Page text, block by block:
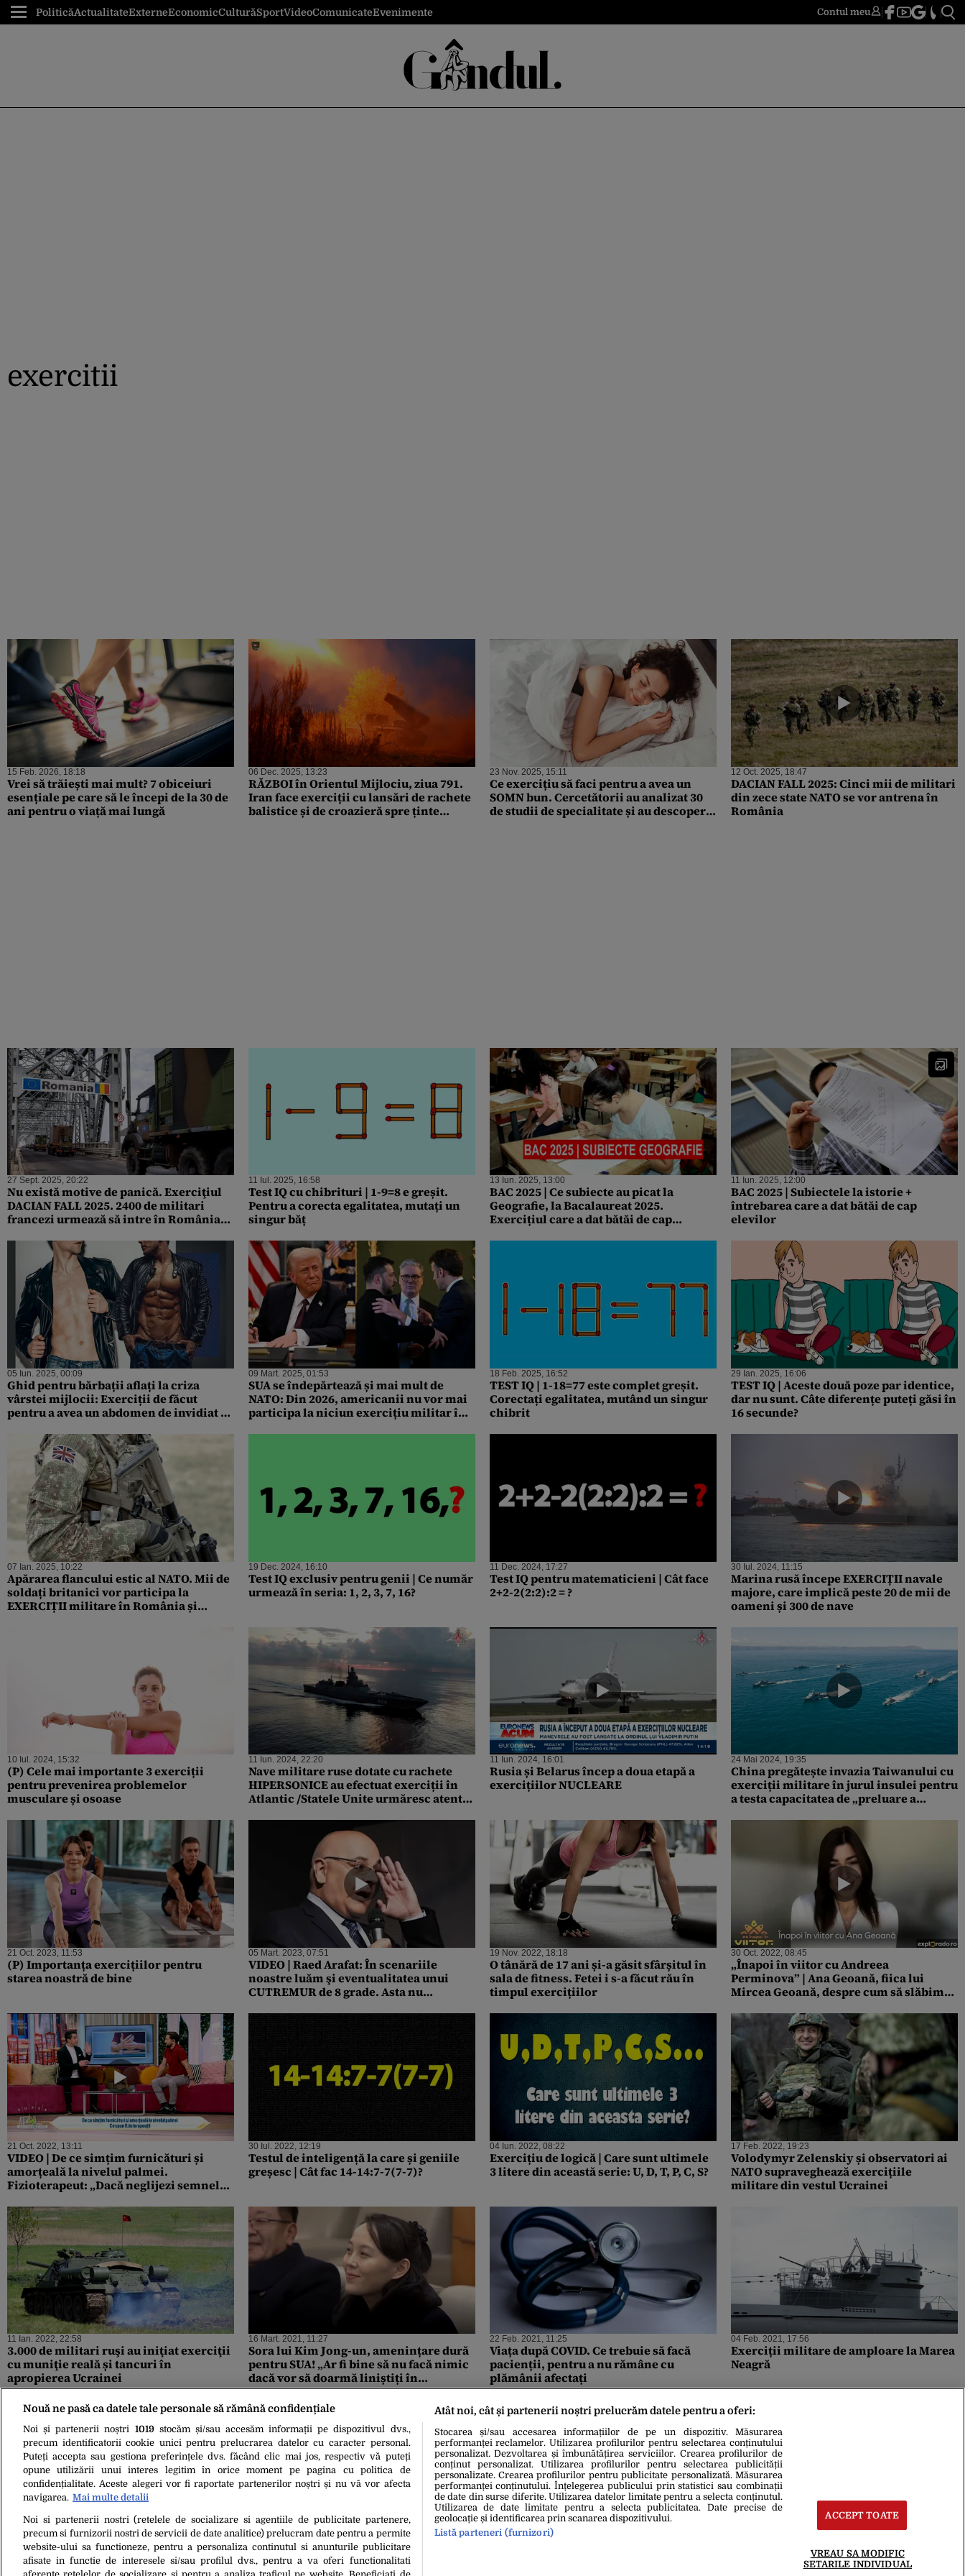
PoliticăActualitateExterneEconomicCulturăSportVideoComunicateEvenimente Contul meu
exercitii
15 Feb. 2026, 18:18
Vrei să trăiești mai mult? 7 obiceiuri
esențiale pe care să le începi de la 30 de
ani pentru o viață mai lungă
06 Dec. 2025, 13:23
RĂZBOI în Orientul Mijlociu, ziua 791.
Iran face exerciții cu lansări de rachete
balistice și de croazieră spre ținte
23 Nov. 2025, 15:11
Ce exercițiu să faci pentru a avea un
SOMN bun. Cercetătorii au analizat 30
de studii de specialitate și au descoperit
12 Oct. 2025, 18:47
DACIAN FALL 2025: Cinci mii de militari
din zece state NATO se vor antrena în
România
27 Sept. 2025, 20:22
Nu există motive de panică. Exerciţiul
DACIAN FALL 2025. 2400 de militari
francezi urmează să intre în România
11 Iul. 2025, 16:58
Test IQ cu chibrituri | 1-9=8 e greșit.
Pentru a corecta egalitatea, mutați un
singur băț
13 Iun. 2025, 13:00
BAC 2025 | Ce subiecte au picat la
Geografie, la Bacalaureat 2025.
Exercițiul care a dat bătăi de cap
11 Iun. 2025, 12:00
BAC 2025 | Subiectele la istorie +
întrebarea care a dat bătăi de cap
elevilor
05 Iun. 2025, 00:09
Ghid pentru bărbații aflați la criza
vârstei mijlocii: Exerciții de făcut
pentru a avea un abdomen de invidiat și
09 Mart. 2025, 01:53
SUA se îndepărtează și mai mult de
NATO: Din 2026, americanii nu vor mai
participa la niciun exercițiu militar în
18 Feb. 2025, 16:52
TEST IQ | 1-18=77 este complet greșit.
Corectați egalitatea, mutând un singur
chibrit
29 Ian. 2025, 16:06
TEST IQ | Aceste două poze par identice,
dar nu sunt. Câte diferențe puteți găsi în
16 secunde?
07 Ian. 2025, 10:22
Apărarea flancului estic al NATO. Mii de
soldați britanici vor participa la
EXERCIȚII militare în România și
19 Dec. 2024, 16:10
Test IQ exclusiv pentru genii | Ce număr
urmează în seria: 1, 2, 3, 7, 16?
11 Dec. 2024, 17:27
Test IQ pentru matematicieni | Cât face
2+2-2(2:2):2 = ?
30 Iul. 2024, 11:15
Marina rusă începe EXERCIȚII navale
majore, care implică peste 20 de mii de
oameni și 300 de nave
10 Iul. 2024, 15:32
(P) Cele mai importante 3 exerciții
pentru prevenirea problemelor
musculare și osoase
11 Iun. 2024, 22:20
Nave militare ruse dotate cu rachete
HIPERSONICE au efectuat exerciții în
Atlantic /Statele Unite urmăresc atent
11 Iun. 2024, 16:01
Rusia și Belarus încep a doua etapă a
exercițiilor NUCLEARE
24 Mai 2024, 19:35
China pregătește invazia Taiwanului cu
exerciții militare în jurul insulei pentru
a testa capacitatea de „preluare a
21 Oct. 2023, 11:53
(P) Importanța exercițiilor pentru
starea noastră de bine
05 Mart. 2023, 07:51
VIDEO | Raed Arafat: În scenariile
noastre luăm şi eventualitatea unui
CUTREMUR de 8 grade. Asta nu
19 Nov. 2022, 18:18
O tânără de 17 ani și-a găsit sfârșitul în
sala de fitness. Fetei i s-a făcut rău în
timpul exercițiilor
30 Oct. 2022, 08:45
„Înapoi în viitor cu Andreea
Perminova” | Ana Geoană, fiica lui
Mircea Geoană, despre cum să slăbim
important”
21 Oct. 2022, 13:11
VIDEO | De ce simțim furnicături și
amorțeală la nivelul palmei.
Fizioterapeut: „Dacă neglijezi semnele,
30 Iul. 2022, 12:19
Testul de inteligență la care și geniile
greșesc | Cât fac 14-14:7-7(7-7)?
04 Iun. 2022, 08:22
Exercițiu de logică | Care sunt ultimele
3 litere din această serie: U, D, T, P, C, S?
17 Feb. 2022, 19:23
Volodymyr Zelenskiy și observatori ai
NATO supraveghează exercițiile
militare din vestul Ucrainei
11 Ian. 2022, 22:58
3.000 de militari ruşi au iniţiat exerciţii
cu muniţie reală și tancuri în
apropierea Ucrainei
16 Mart. 2021, 11:27
Sora lui Kim Jong-un, amenințare dură
pentru SUA! „Ar fi bine să nu facă nimic
dacă vor să doarmă liniștiți în
următorii patru ani”
22 Feb. 2021, 11:25
Viața după COVID. Ce trebuie să facă
pacienții, pentru a nu rămâne cu
plămânii afectați
04 Feb. 2021, 17:56
Exerciții militare de amploare la Marea
Neagră
24 Aug. 2020, 22:28
Un cercetător român a făcut o
descoperire importantă. Exercițiile
fizice care ar putea preveni infectarea
Nouă ne pasă ca datele tale personale să rămână confidențiale
Noi și partenerii noștri 1019stocăm și/sau accesăm informații pe dispozitivul dvs.,
precum identificatorii cookie unici pentru prelucrarea datelor cu caracter personal.
Puteți accepta sau gestiona preferințele dvs. făcând clic mai jos, respectiv vă puteți
opune utilizării unui interes legitim în orice moment pe pagina cu politica de
confidențialitate. Aceste alegeri vor fi raportate partenerilor noștri și nu vă vor afecta
navigarea. Mai multe detalii
Noi si partenerii nostri (retelele de socializare si agentiile de publicitate partenere,
precum si furnizorii nostri de servicii de date analitice) prelucram date pentru a permite
website-ului sa functioneze, pentru a personaliza continutul si anunturile publicitare
afisate in functie de interesele si/sau profilul dvs., pentru a va oferi functionalitati
Atât noi, cât și partenerii noștri prelucrăm datele pentru a oferi:
Stocarea și/sau accesarea informațiilor de pe un dispozitiv. Măsurarea
performanței reclamelor. Utilizarea profilurilor pentru selectarea conținutului
personalizat. Dezvoltarea și îmbunătățirea serviciilor. Crearea profilurilor de
conținut personalizat. Utilizarea profilurilor pentru selectarea publicității
personalizate. Crearea profilurilor pentru publicitate personalizată. Măsurarea
performanței conținutului. Înțelegerea publicului prin statistici sau combinații
de date din surse diferite. Utilizarea datelor limitate pentru a selecta conținutul.
Utilizarea de date limitate pentru a selecta publicitatea. Date precise de
geolocație și identificarea prin scanarea dispozitivului.
Listă parteneri (furnizori)
ACCEPT TOATE
VREAU SA MODIFIC
SETARILE INDIVIDUAL